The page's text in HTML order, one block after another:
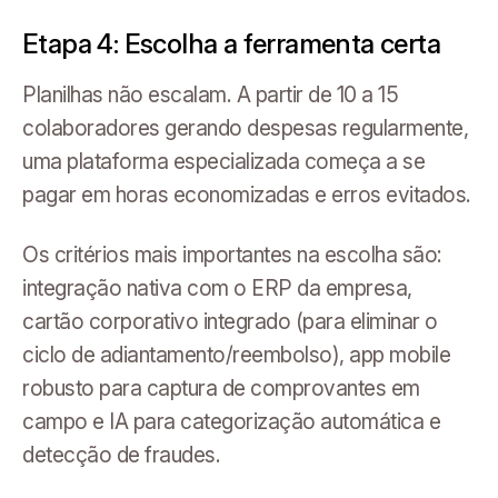
Etapa 4: Escolha a ferramenta certa
Planilhas não escalam. A partir de 10 a 15
colaboradores gerando despesas regularmente,
uma plataforma especializada começa a se
pagar em horas economizadas e erros evitados.
Os critérios mais importantes na escolha são:
integração nativa com o ERP da empresa,
cartão corporativo integrado (para eliminar o
ciclo de adiantamento/reembolso), app mobile
robusto para captura de comprovantes em
campo e IA para categorização automática e
detecção de fraudes.